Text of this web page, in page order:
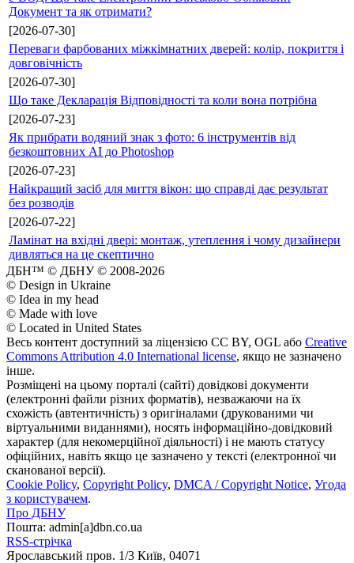
Документ та як отримати?
[2026-07-30]
Переваги фарбованих міжкімнатних дверей: колір, покриття і
довговічність
[2026-07-30]
Що таке Декларація Відповідності та коли вона потрібна
[2026-07-23]
Як прибрати водяний знак з фото: 6 інструментів від
безкоштовних AI до Photoshop
[2026-07-23]
Найкращий засіб для миття вікон: що справді дає результат
без розводів
[2026-07-22]
Ламінат на вхідні двері: монтаж, утеплення і чому дизайнери
дивляться на це скептично
ДБН™ © ДБНУ © 2008-2026
© Design in Ukraine
© Idea in my head
© Made with love
© Located in United States
Весь контент доступний за ліцензією CC BY, OGL або Creative
Commons Attribution 4.0 International license, якщо не зазначено
інше.
Розміщені на цьому порталі (сайті) довідкові документи
(електронні файли різних форматів), незважаючи на їх
схожість (автентичність) з оригіналами (друкованими чи
віртуальними виданнями), носять інформаційно-довідковий
характер (для некомерційної діяльності) і не мають статусу
офіційних, навіть якщо це зазначено у тексті (електронної чи
сканованої версії).
Cookie Policy, Copyright Policy, DMCA / Copyright Notice, Угода
з користувачем.
Про ДБНУ
Пошта: admin[а]dbn.co.ua
RSS-стрічка
Ярославський пров. 1/3 Київ, 04071